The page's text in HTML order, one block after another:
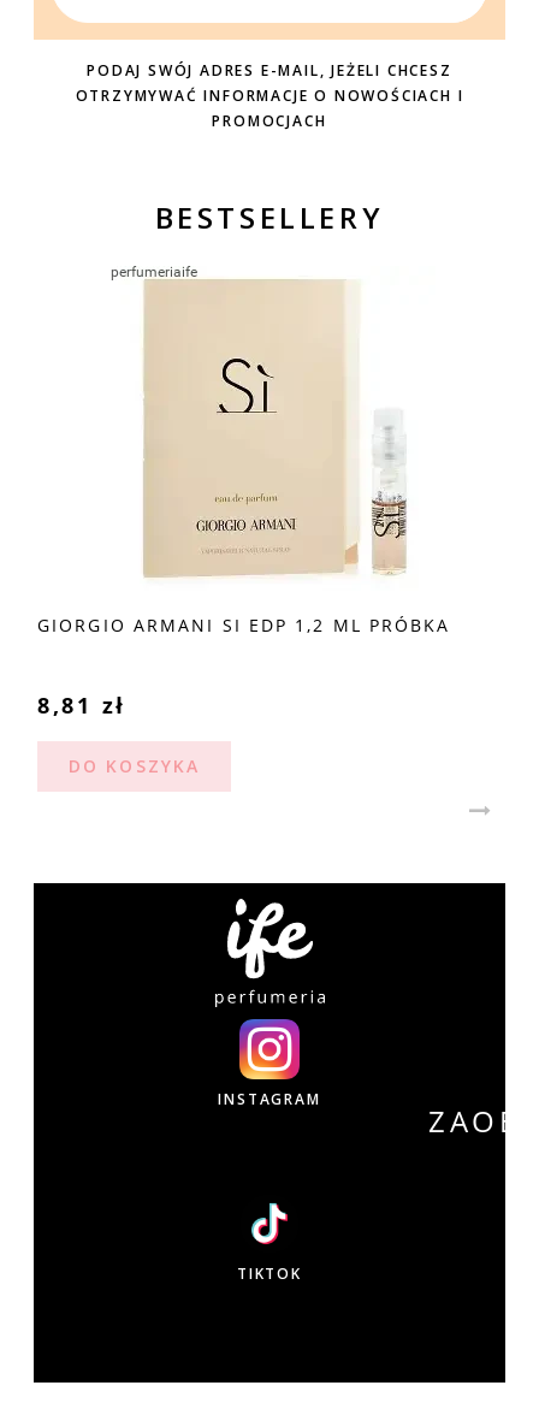
PODAJ SWÓJ ADRES E-MAIL, JEŻELI CHCESZ
OTRZYMYWAĆ INFORMACJE O NOWOŚCIACH I
PROMOCJACH
BESTSELLERY
GIORGIO ARMANI SI EDP 1,2 ML PRÓBKA
8,81 zł
DO KOSZYKA
INSTAGRAM
TIKTOK